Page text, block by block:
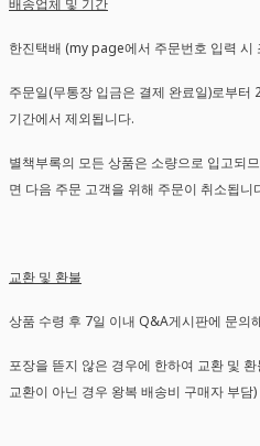
한진택배 (my page에서 주문번호 입력 시
주문일(무통장 입금은 결제 완료일)로부터
기간에서 제외됩니다.
별책부록의 모든 상품은 소량으로 입고되
면 다음 주문 고객을 위해 주문이 취소됩니
교환 및 환불
상품 수령 후 7일 이내 Q&A게시판에 문의
포장을 뜯지 않은 경우에 한하여 교환 및
교환이 아닌 경우 왕복 배송비 구매자 부담)